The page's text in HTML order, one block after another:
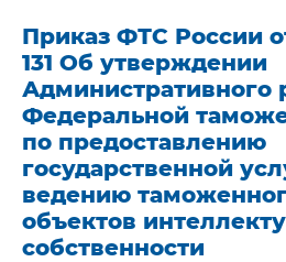
Приказ ФТС России
131 Об утверждении
Административного
Федеральной
по предоставлению
государственной
ведению
объектов
собственности